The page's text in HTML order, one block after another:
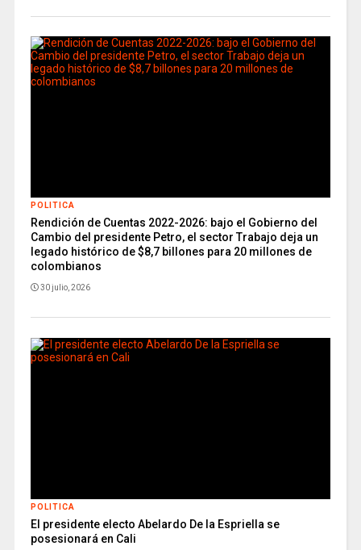
POLITICA
Rendición de Cuentas 2022-2026: bajo el Gobierno del
Cambio del presidente Petro, el sector Trabajo deja un
legado histórico de $8,7 billones para 20 millones de
colombianos
30 julio, 2026
POLITICA
El presidente electo Abelardo De la Espriella se
posesionará en Cali